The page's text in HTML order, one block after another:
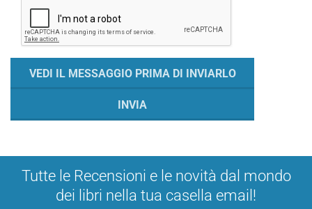
Tutte le Recensioni e le novità dal mondo
dei libri nella tua casella email!